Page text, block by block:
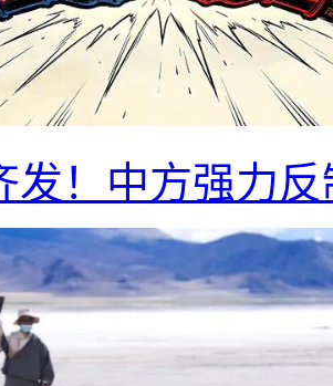
发！中方强力